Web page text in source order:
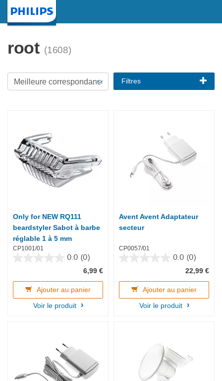
root (1608)
Filtres
Only for NEW RQ111
beardstyler Sabot à barbe
réglable 1 à 5 mm
CP1001/01
0.0 (0)
5
étoiles.
6,99 €
Ajouter au panier
Voir le produit
Avent Avent Adaptateur
secteur
CP0057/01
0.0 (0)
5
étoiles.
22,99 €
Ajouter au panier
Voir le produit